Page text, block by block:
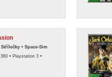
Střílečky • Space-Sim
• Playstation 3 •